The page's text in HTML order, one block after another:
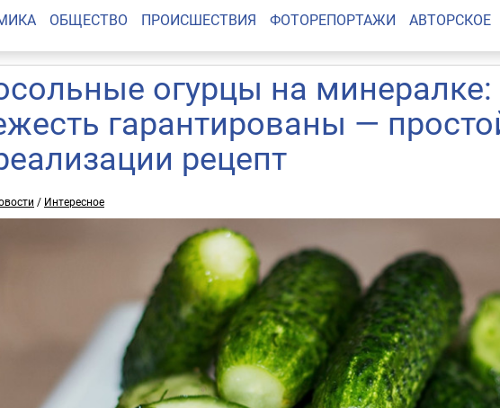
ОБЩЕСТВО ПРОИСШЕСТВИЯ ФОТОРЕПОРТАЖИ АВТОРСКОЕ
огурцы на минералке:
гарантированы —
рецепт
/ Интересное